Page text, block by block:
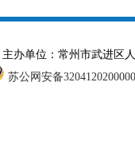
主办单位：常州市武进
苏公网安备